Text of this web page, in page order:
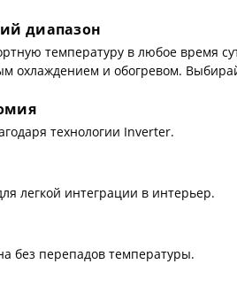
диапазон
температуру в любое время
и обогревом.
технологии Inverter.
легкой интеграции в интерьер.
без перепадов температуры.